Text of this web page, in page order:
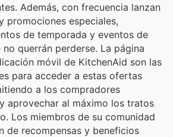
Además, con frecuencia lanzan
promociones especiales,
de temporada y eventos de
no querrán perderse. La página
móvil de KitchenAid son las
para acceder a estas ofertas
a los compradores
aprovechar al máximo los tratos
Los miembros de su comunidad
de recompensas y beneficios